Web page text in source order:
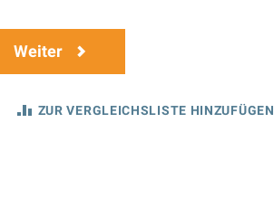
Weiter
ZUR VERGLEICHSLISTE HINZUFÜGEN